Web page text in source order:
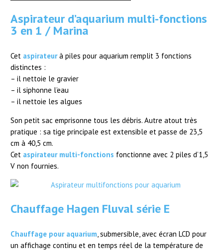
Aspirateur d’aquarium multi-fonctions
3 en 1 / Marina
Cet aspirateurà piles pour aquarium remplit 3 fonctions
distinctes :
– il nettoie le gravier
– il siphonne l’eau
– il nettoie les algues
Son petit sac emprisonne tous les débris. Autre atout très
pratique : sa tige principale est extensible et passe de 23,5
cm à 40,5 cm.
Cet aspirateur multi-fonctions fonctionne avec 2 piles d’1,5
V non fournies.
Chauffage Hagen Fluval série E
Chauffage pour aquarium, submersible, avec écran LCD pour
un affichage continu et en temps réel de la température de